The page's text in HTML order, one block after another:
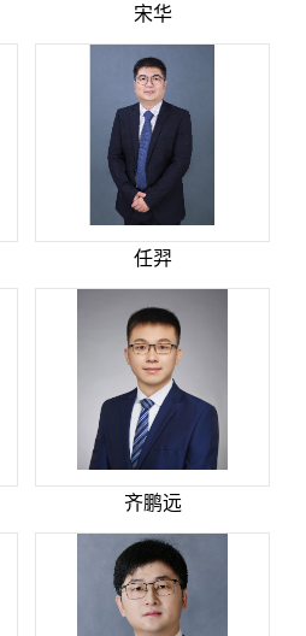
宋华
任羿
齐鹏远